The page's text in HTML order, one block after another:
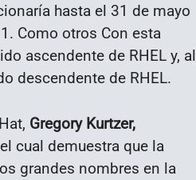
hasta el 31 de mayo
Como otros Con esta
ascendente de RHEL y, al
descendente de RHEL.
Gregory Kurtzer,
cual demuestra que la
grandes nombres en la